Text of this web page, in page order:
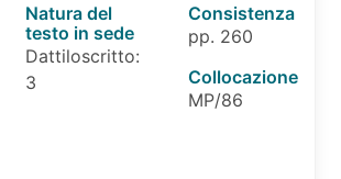
Natura del
testo in sede
Dattiloscritto:
3
Consistenza
pp. 260
Collocazione
MP/86